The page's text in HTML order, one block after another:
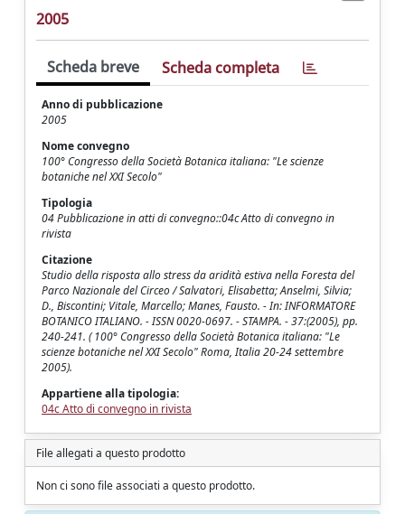
2005
Scheda breve Scheda completa
Anno di pubblicazione
2005
Nome convegno
100° Congresso della Società Botanica italiana: "Le scienze
botaniche nel XXI Secolo"
Tipologia
04 Pubblicazione in atti di convegno::04c Atto di convegno in
rivista
Citazione
Studio della risposta allo stress da aridità estiva nella Foresta del
Parco Nazionale del Circeo / Salvatori, Elisabetta; Anselmi, Silvia;
D., Biscontini; Vitale, Marcello; Manes, Fausto. - In: INFORMATORE
BOTANICO ITALIANO. - ISSN 0020-0697. - STAMPA. - 37:(2005), pp.
240-241. ( 100° Congresso della Società Botanica italiana: "Le
scienze botaniche nel XXI Secolo" Roma, Italia 20-24 settembre
2005).
Appartiene alla tipologia:
04c Atto di convegno in rivista
File allegati a questo prodotto
Non ci sono file associati a questo prodotto.